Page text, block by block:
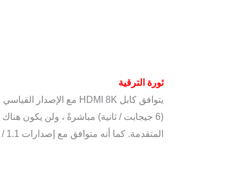
ثورة الترقية
يتوافق كابل HDMI 8K مع الإصدار القياسي HDMI 2.1. مقارنةً بكابل HDMI 2.0 ، فإن س
(6 جيجابت / ثانية) مباشرةً ، ولن يكون
المتقدمة. كما أنه متوافق مع إصدارات HDMI 2.0b / 2.0a / 1.4 / 1.3 / 1.2 / 1.1.